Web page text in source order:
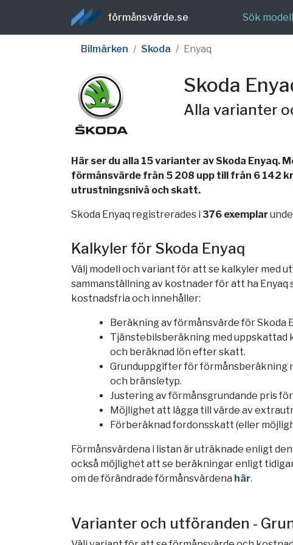
förmånsvärde.se Sök modell
Bilmärken Skoda Enyaq
Skoda
Alla varianter
Här ser du alla 15 varianter av Skoda Enyaq.
förmånsvärde från 5 208 upp till från 6 142
utrustningsnivå och skatt.
Skoda Enyaq registrerades i 376 exemplar
Kalkyler för Skoda Enyaq
Välj modell och variant för att se kalkyler med
sammanställning av kostnader för att ha
kostnadsfria och innehåller:
Beräkning av förmånsvärde för Skoda
Tjänstebilsberäkning med uppskattad
och beräknad lön efter skatt.
Grunduppgifter för förmånsberäkning
och bränsletyp.
Justering av förmånsgrundande pris
Möjlighet att lägga till värde av
Förberäknad fordonsskatt (eller
Förmånsvärdena i listan är uträknade enligt
också möjlighet att se beräkningar enligt
om de förändrade förmånsvärdena här.
Varianter och utföranden -